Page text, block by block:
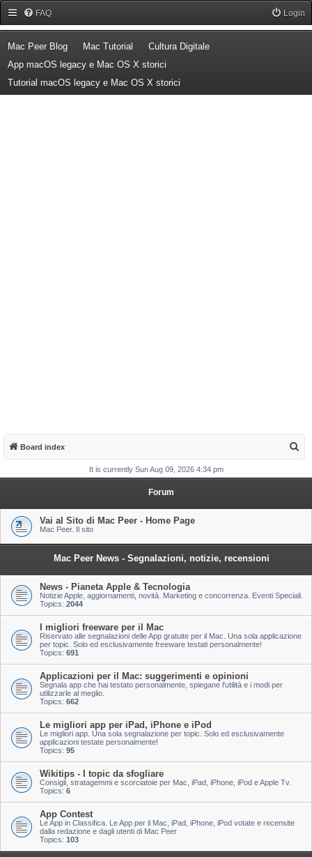
FAQ Login
Mac Peer Blog(Opens a new tab)
Mac Tutorial (Opens a new tab)
Cultura Digitale(Opens a new tab)
App macOS legacy e Mac OS X storici
Tutorial macOS legacy e Mac OS X storici
Board index
a
It is currently Sun Aug 09, 2026 4:34 pm
Forum
Vai al Sito di Mac Peer - Home Page
Mac Peer. Il sito
Mac Peer News - Segnalazioni, notizie, recensioni
News - Pianeta Apple & Tecnologia
Notizie Apple, aggiornamenti, novità. Marketing e concorrenza. Eventi Speciali.
Topics: 2044
I migliori freeware per il Mac
Riservato alle segnalazioni delle App gratuite per il Mac. Una sola applicazione
per topic. Solo ed esclusivamente freeware testati personalmente!
Topics: 691
Applicazioni per il Mac: suggerimenti e opinioni
Segnala app che hai testato personalmente, spiegane l'utilità e i modi per
utilizzarle al meglio.
Topics: 662
Le migliori app per iPad, iPhone e iPod
Le migliori app. Una sola segnalazione per topic. Solo ed esclusivamente
applicazioni testate personalmente!
Topics: 95
Wikitips - I topic da sfogliare
Consigli, stratagemmi e scorciatoie per Mac, iPad, iPhone, iPod e Apple Tv.
Topics: 6
App Contest
Le App in Classifica. Le App per il Mac, iPad, iPhone, iPod votate e recensite
dalla redazione e dagli utenti di Mac Peer
Topics: 103